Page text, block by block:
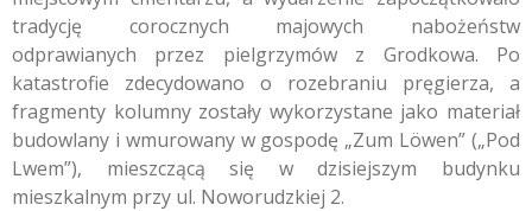
tradycję corocznych majowych nabożeństw
odprawianych przez pielgrzymów z Grodkowa. Po
katastrofie zdecydowano o rozebraniu pręgierza, a
fragmenty kolumny zostały wykorzystane jako materiał
budowlany i wmurowany w gospodę „Zum Löwen” („Pod
Lwem”), mieszczącą się w dzisiejszym budynku
mieszkalnym przy ul. Noworudzkiej 2.